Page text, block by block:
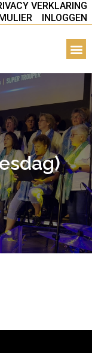
VERKLARING
INLOGGEN